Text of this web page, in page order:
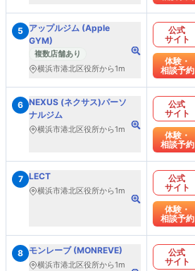
5
アップルジム (Apple
GYM)
複数店舗あり
横浜市港北区役所から1m
公式
サイト
体験・
相談予約
6 NEXUS (ネクサス)パーソ
ナルジム
横浜市港北区役所から1m
公式
サイト
体験・
相談予約
7 LECT
横浜市港北区役所から1m
公式
サイト
体験・
相談予約
8 モンレーブ (MONREVE)
横浜市港北区役所から1m
公式
サイト